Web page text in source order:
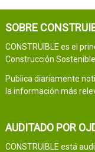
SOBRE
CONSTRUIBLE es el
Construcción Sostenible.
Publica diariamente
la información más
AUDITADO POR
CONSTRUIBLE está